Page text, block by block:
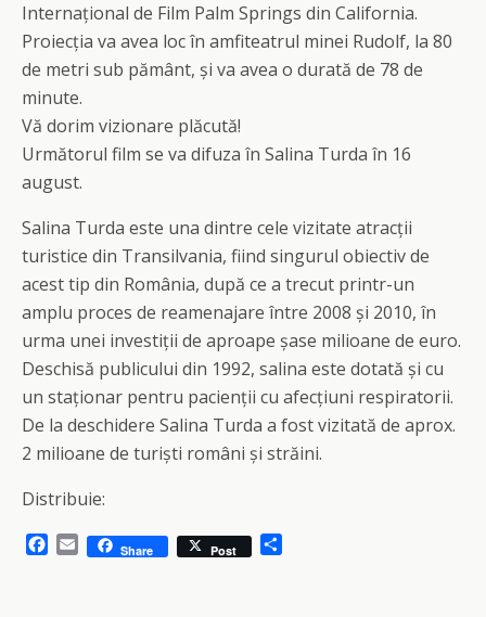
Internațional de Film Palm Springs din California.
Proiecția va avea loc în amfiteatrul minei Rudolf, la 80
de metri sub pământ, și va avea o durată de 78 de
minute.
Vă dorim vizionare plăcută!
Următorul film se va difuza în Salina Turda în 16
august.
Salina Turda este una dintre cele vizitate atracții
turistice din Transilvania, fiind singurul obiectiv de
acest tip din România, după ce a trecut printr-un
amplu proces de reamenajare între 2008 și 2010, în
urma unei investiții de aproape șase milioane de euro.
Deschisă publicului din 1992, salina este dotată și cu
un staționar pentru pacienții cu afecțiuni respiratorii.
De la deschidere Salina Turda a fost vizitată de aprox.
2 milioane de turiști români și străini.
Distribuie:
E
Share Post